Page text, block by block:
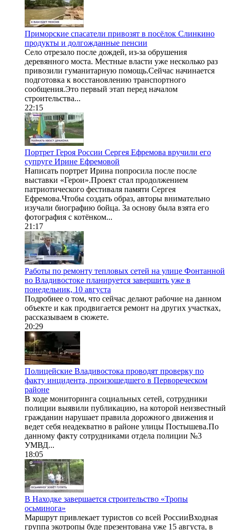
Приморские спасатели привозят в посёлок Слинкино
продукты и долгожданные пенсии
Село отрезало после дождей, из-за обрушения
деревянного моста. Местные власти уже несколько раз
привозили гуманитарную помощь.Сейчас начинается
подготовка к восстановлению транспортного
сообщения.Это первый этап перед началом
строительства...
22:15
Портрет Героя России Сергея Ефремова вручили его
супруге Ирине Ефремовой
Написать портрет Ирина попросила после после
выставки «Герои».Проект стал продолжением
патриотического фестиваля памяти Сергея
Ефремова.Чтобы создать образ, авторы внимательно
изучали биографию бойца. За основу была взята его
фотография с котёнком...
21:17
Работы по ремонту тепловых сетей на улице Фонтанной
во Владивостоке планируется завершить уже в
понедельник, 10 августа
Подробнее о том, что сейчас делают рабочие на данном
объекте и как продвигается ремонт на других участках,
рассказываем в сюжете.
20:29
Полицейские Владивостока проводят проверку по
факту инцидента, произошедшего в Первореческом
районе
В ходе мониторинга социальных сетей, сотрудники
полиции выявили публикацию, на которой неизвестный
гражданин нарушает правила дорожного движения и
ведет себя неадекватно в районе улицы Постышева.По
данному факту сотрудниками отдела полиции №3
УМВД...
18:05
В Находке завершается строительство «Тропы
осьминога»
Маршрут привлекает туристов со всей РоссииВходная
группа экотропы буде презентована уже 15 августа, в